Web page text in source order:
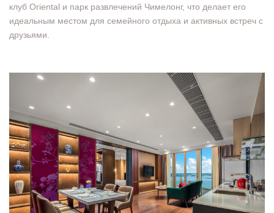
клуб Oriental и парк развлечений Чимелонг, что делает его
идеальным местом для семейного отдыха и активных встреч с
друзьями.